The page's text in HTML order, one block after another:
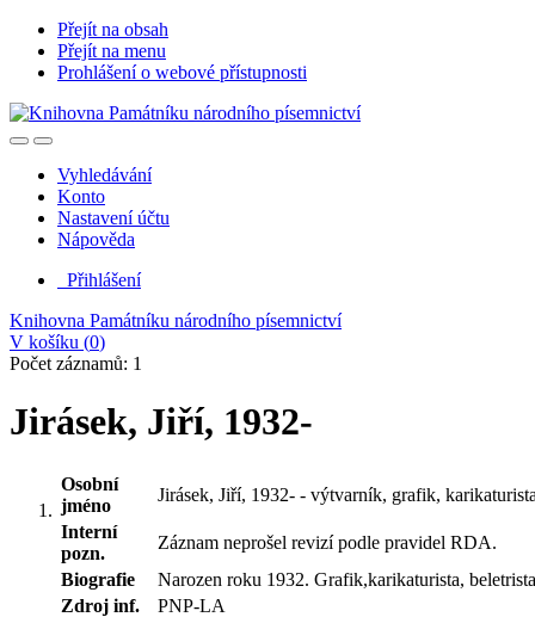
Přejít na obsah
Přejít na menu
Prohlášení o webové přístupnosti
Vyhledávání
Konto
Nastavení účtu
Nápověda
Přihlášení
Knihovna Památníku národního písemnictví
V košíku (0)
Počet záznamů: 1
Jirásek, Jiří, 1932-
Osobní
jméno
Jirásek, Jiří, 1932- - výtvarník, grafik,
Interní
pozn.
Záznam neprošel revizí podle pravidel RDA.
Biografie
Narozen roku 1932. Grafik,karikaturista,
Zdroj inf.
PNP-LA